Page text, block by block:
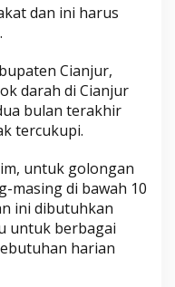
dan ini harus
Cianjur,
darah di Cianjur
bulan terakhir
tercukupi.
untuk golongan
masing di bawah 10
ini dibutuhkan
untuk berbagai
harian